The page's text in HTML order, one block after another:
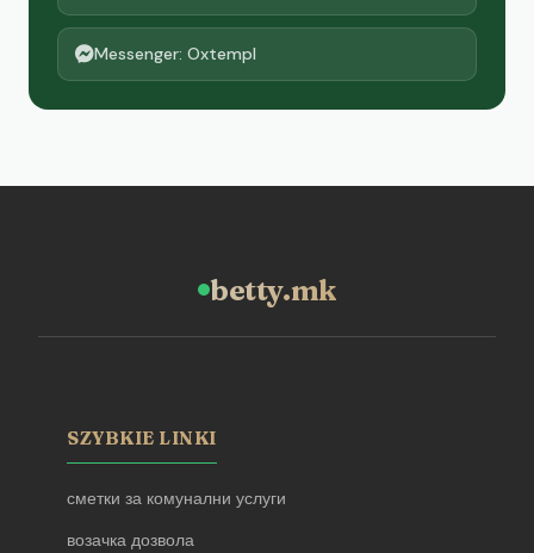
Messenger: Oxtempl
betty.mk
SZYBKIE LINKI
сметки за комунални услуги
возачка дозвола